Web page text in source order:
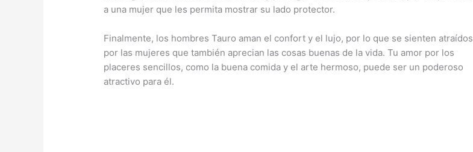
a una mujer que les permita mostrar su lado protector.
Finalmente, los hombres Tauro aman el confort y el lujo, por lo que se sienten atraídos
por las mujeres que también aprecian las cosas buenas de la vida. Tu amor por los
placeres sencillos, como la buena comida y el arte hermoso, puede ser un poderoso
atractivo para él.